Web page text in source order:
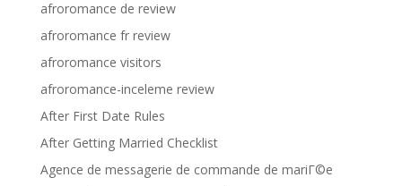
afroromance de review
afroromance fr review
afroromance visitors
afroromance-inceleme review
After First Date Rules
After Getting Married Checklist
Agence de messagerie de commande de mariГ©e